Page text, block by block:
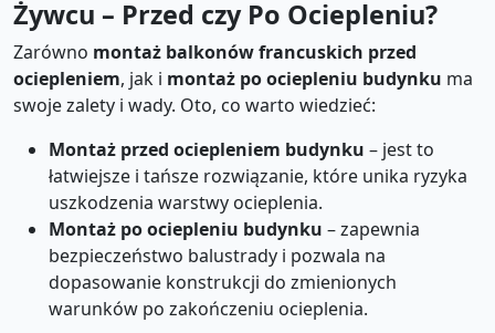
Żywcu – Przed czy Po Ociepleniu?
Zarówno montaż balkonów francuskich przed
ociepleniem, jak i montaż po ociepleniu budynku ma
swoje zalety i wady. Oto, co warto wiedzieć:
Montaż przed ociepleniem budynku – jest to
łatwiejsze i tańsze rozwiązanie, które unika ryzyka
uszkodzenia warstwy ocieplenia.
Montaż po ociepleniu budynku – zapewnia
bezpieczeństwo balustrady i pozwala na
dopasowanie konstrukcji do zmienionych
warunków po zakończeniu ocieplenia.